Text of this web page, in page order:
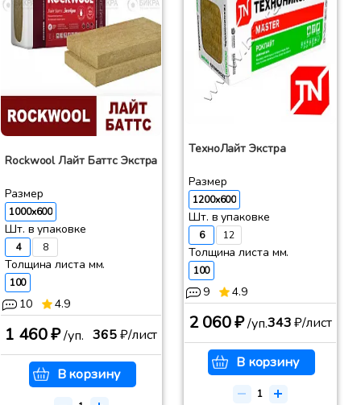
Rockwool Лайт Баттс Экстра
Размер
1000x600
Шт. в упаковке
4 8
Толщина листа мм.
100
10 4.9
1 460 ₽/уп. 365₽/лист
В корзину
ТехноЛайт Экстра
Размер
1200x600
Шт. в упаковке
6 12
Толщина листа мм.
100
9 4.9
2 060 ₽/уп.343₽/лист
В корзину